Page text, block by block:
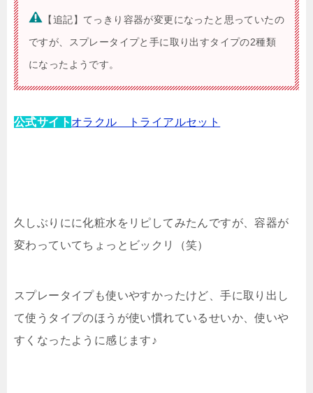
【追記】てっきり容器が変更になったと思っていたの
ですが、スプレータイプと手に取り出すタイプの2種類
になったようです。
公式サイト オラクル トライアルセット
久しぶりにに化粧水をリピしてみたんですが、容器が
変わっていてちょっとビックリ（笑）
スプレータイプも使いやすかったけど、手に取り出し
て使うタイプのほうが使い慣れているせいか、使いや
すくなったように感じます♪